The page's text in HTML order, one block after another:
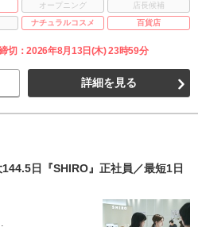
オープニング
店長候補
ナチュラルコスメ 百貨店
切：2026年8月13日(木) 23時59分
詳細を見る
日『SHIRO』正社員／最短1日